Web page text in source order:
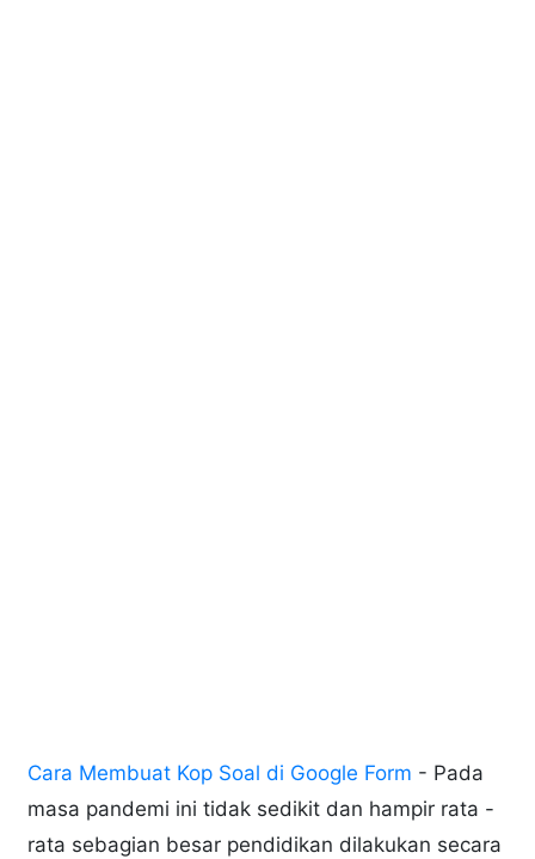
Cara Membuat Kop Soal di Google Form - Pada
masa pandemi ini tidak sedikit dan hampir rata -
rata sebagian besar pendidikan dilakukan secara